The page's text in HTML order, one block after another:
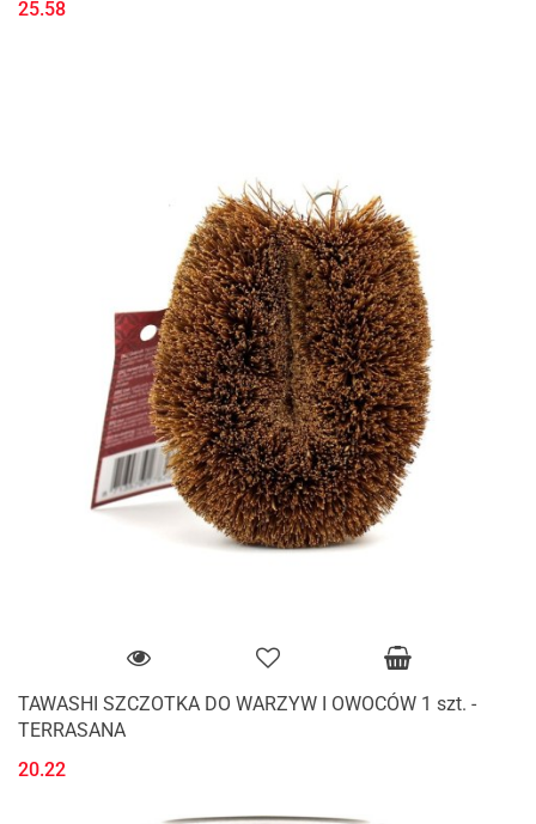
25.58
TAWASHI SZCZOTKA DO WARZYW I OWOCÓW 1 szt. -
TERRASANA
20.22